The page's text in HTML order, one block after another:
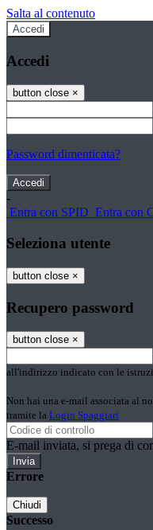
Salta al contenuto
Accedi
Accedi
button close ×
Password dimenticata?
-
Entra con SPID Entra con
Seleziona utente
button close ×
Recupero password
button close ×
all'indirizzo indicato con le
Non hai una e-mail associata al
tramite la Login Spaggiari
E-mail inviata, si prega di
Errore
Chiudi
Successo